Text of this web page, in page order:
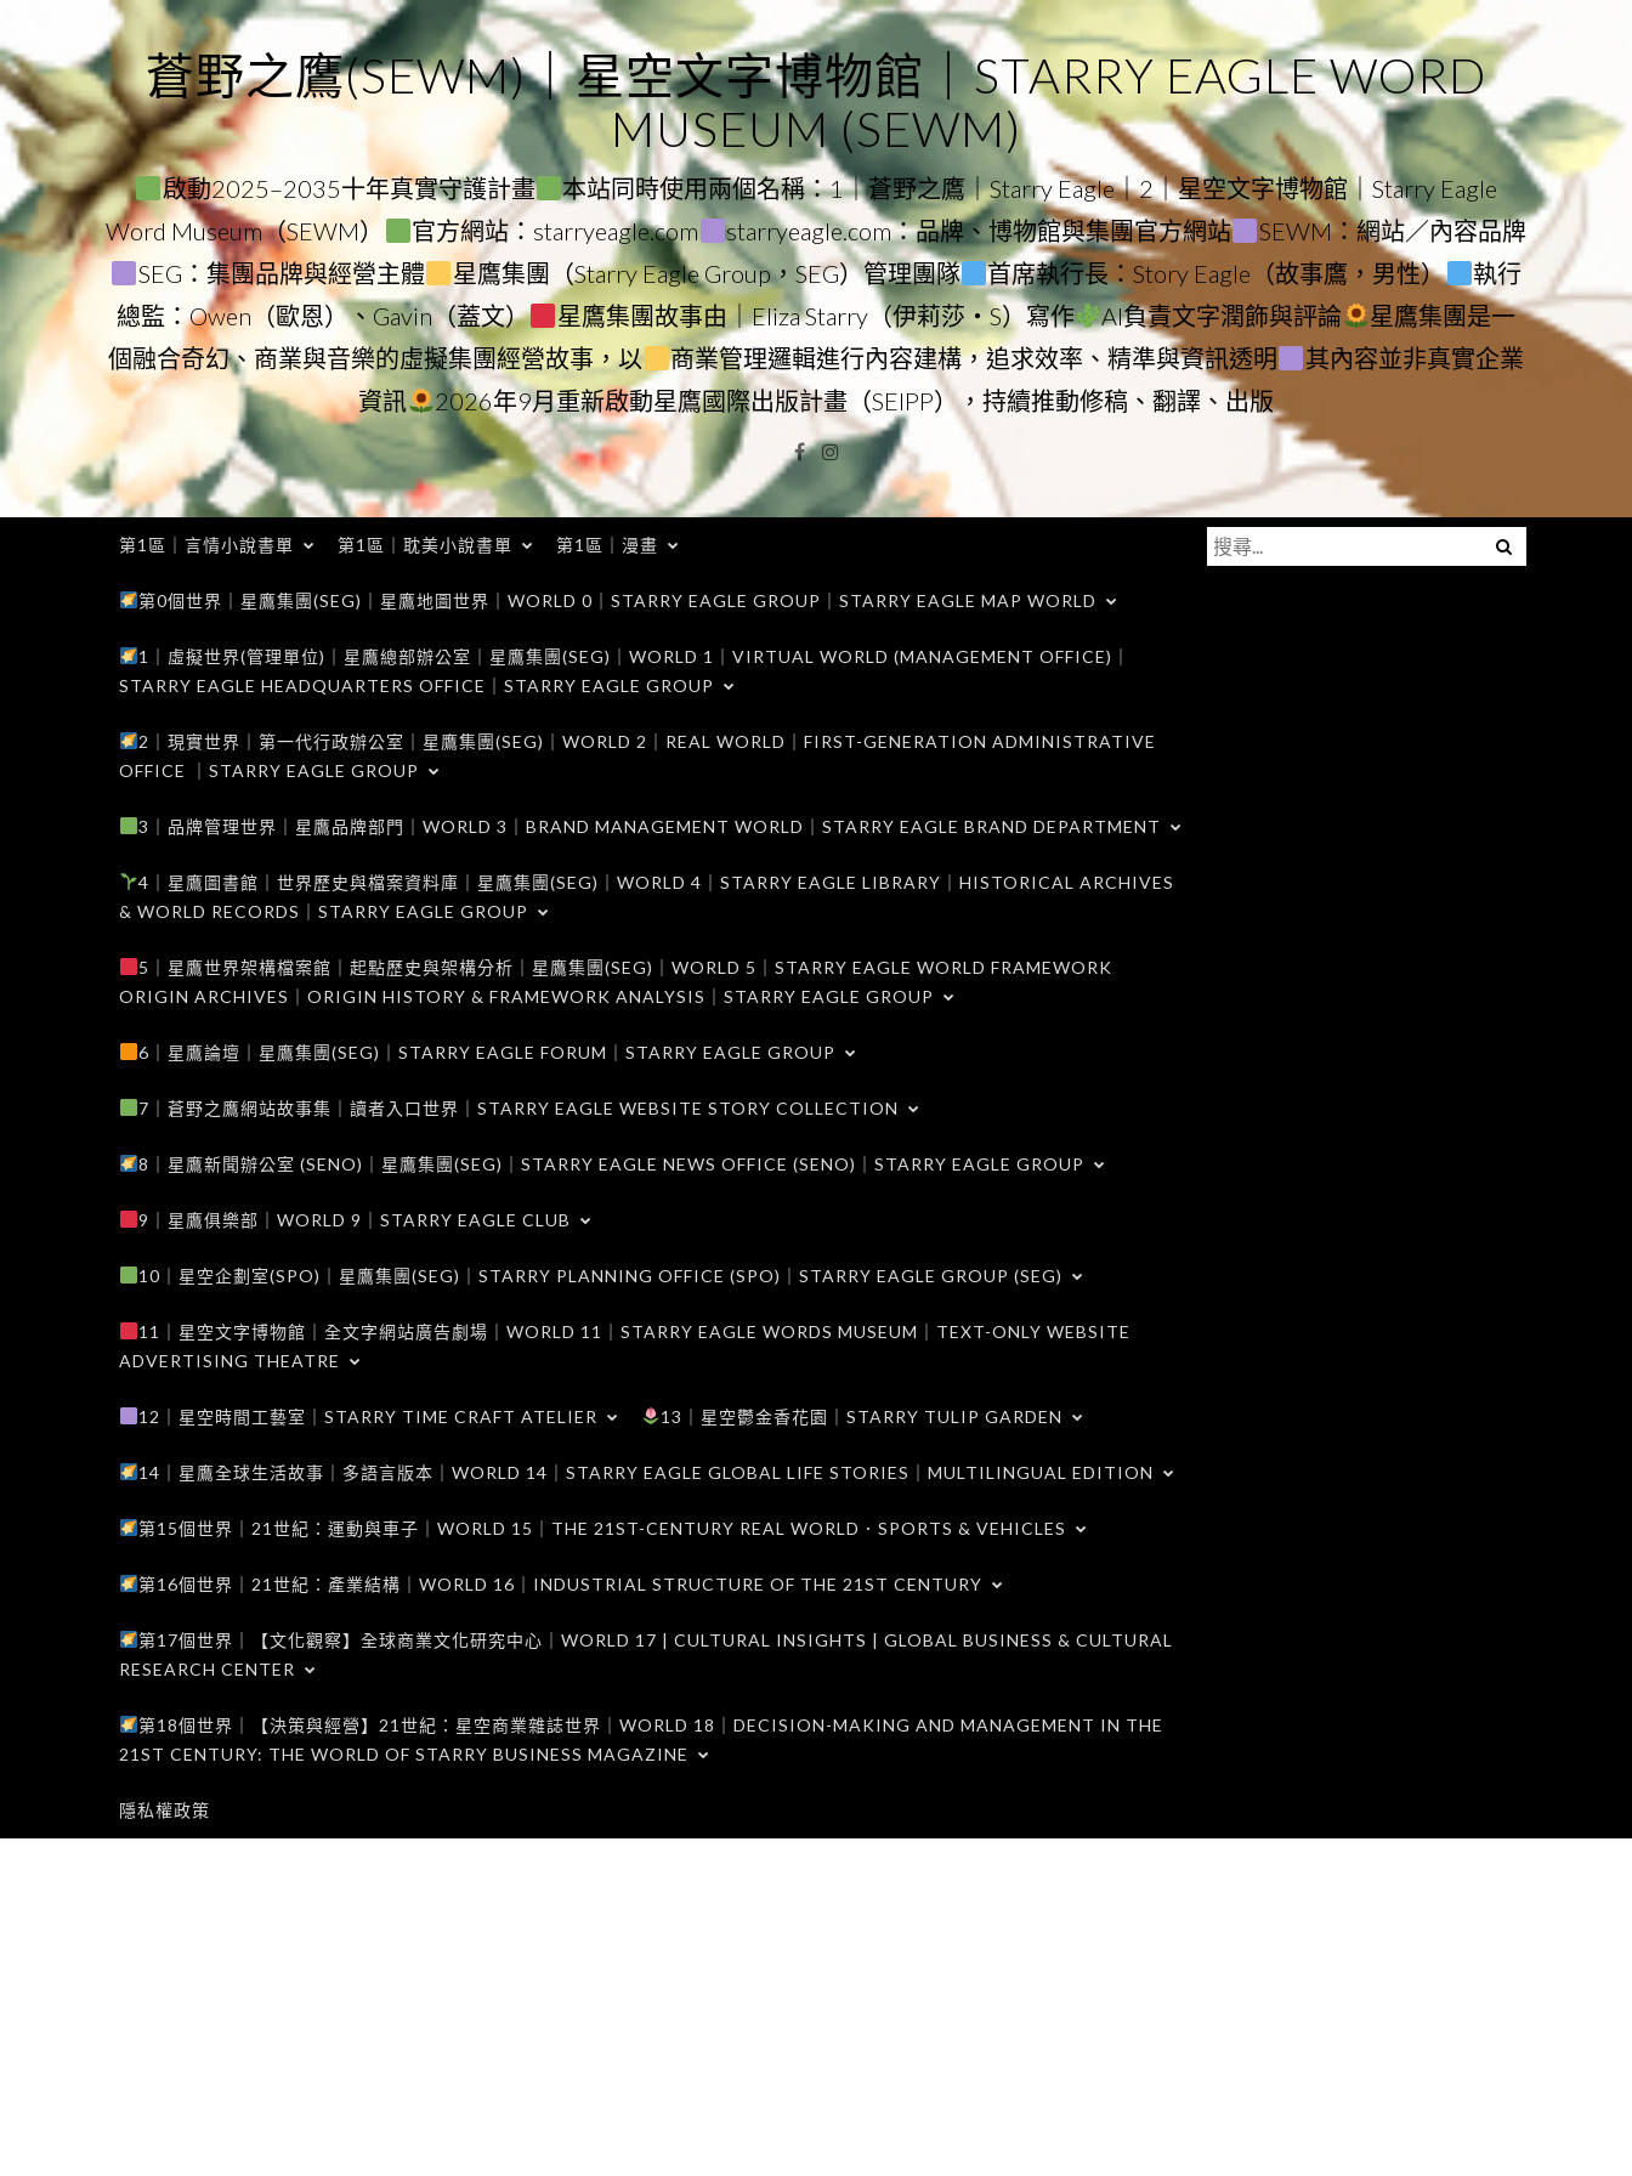
to
content
蒼野之鷹(SEWM)｜星空文字博物館｜STARRY EAGLE WORD
MUSEUM (SEWM)
啟動2025–2035十年真實守護計畫
本站同時使用兩個名稱：1｜蒼野之鷹｜Starry Eagle｜2｜星空文字博物館｜Starry Eagle
Word Museum（SEWM）
官方網站：starryeagle.com starryeagle.com：品牌、博物館與集團官方網站
SEWM：網站／內容品牌
SEG：集團品牌與經營主體
星鷹集團（Starry Eagle Group，SEG）管理團隊 首席執行長：Story Eagle（故事鷹，男性）
執行
總監：Owen（歐恩）、Gavin（蓋文）
星鷹集團故事由｜Eliza Starry（伊莉莎・S）寫作 AI負責文字潤飾與評論
星鷹集團是一
個融合奇幻、商業與音樂的虛擬集團經營故事，以
商業管理邏輯進行內容建構，追求效率、精準與資訊透明
其內容並非真實企業
資訊
2026年9月重新啟動星鷹國際出版計畫（SEIPP），持續推動修稿、翻譯、出版
Facebook
Instagram
第1區｜言情小說書單 第1區｜耽美小說書單 第1區｜漫畫
第0個世界｜星鷹集團(SEG)｜星鷹地圖世界｜WORLD 0｜STARRY EAGLE GROUP｜STARRY EAGLE MAP WORLD
1｜虛擬世界(管理單位)｜星鷹總部辦公室｜星鷹集團(SEG)｜WORLD 1｜VIRTUAL WORLD (MANAGEMENT OFFICE)｜
STARRY EAGLE HEADQUARTERS OFFICE｜STARRY EAGLE GROUP
2｜現實世界｜第一代行政辦公室｜星鷹集團(SEG)｜WORLD 2｜REAL WORLD｜FIRST-GENERATION ADMINISTRATIVE
OFFICE ｜STARRY EAGLE GROUP
3｜品牌管理世界｜星鷹品牌部門｜WORLD 3｜BRAND MANAGEMENT WORLD｜STARRY EAGLE BRAND DEPARTMENT
4｜星鷹圖書館｜世界歷史與檔案資料庫｜星鷹集團(SEG)｜WORLD 4｜STARRY EAGLE LIBRARY｜HISTORICAL ARCHIVES
& WORLD RECORDS｜STARRY EAGLE GROUP
5｜星鷹世界架構檔案館｜起點歷史與架構分析｜星鷹集團(SEG)｜WORLD 5｜STARRY EAGLE WORLD FRAMEWORK
ORIGIN ARCHIVES｜ORIGIN HISTORY & FRAMEWORK ANALYSIS｜STARRY EAGLE GROUP
6｜星鷹論壇｜星鷹集團(SEG)｜STARRY EAGLE FORUM｜STARRY EAGLE GROUP
7｜蒼野之鷹網站故事集｜讀者入口世界｜STARRY EAGLE WEBSITE STORY COLLECTION
8｜星鷹新聞辦公室 (SENO)｜星鷹集團(SEG)｜STARRY EAGLE NEWS OFFICE (SENO)｜STARRY EAGLE GROUP
9｜星鷹俱樂部｜WORLD 9｜STARRY EAGLE CLUB
10｜星空企劃室(SPO)｜星鷹集團(SEG)｜STARRY PLANNING OFFICE (SPO)｜STARRY EAGLE GROUP (SEG)
11｜星空文字博物館｜全文字網站廣告劇場｜WORLD 11｜STARRY EAGLE WORDS MUSEUM｜TEXT-ONLY WEBSITE
ADVERTISING THEATRE
12｜星空時間工藝室｜STARRY TIME CRAFT ATELIER 13｜星空鬱金香花園｜STARRY TULIP GARDEN
14｜星鷹全球生活故事｜多語言版本｜WORLD 14｜STARRY EAGLE GLOBAL LIFE STORIES｜MULTILINGUAL EDITION
第15個世界｜21世紀：運動與車子｜WORLD 15｜THE 21ST-CENTURY REAL WORLD．SPORTS & VEHICLES
第16個世界｜21世紀：產業結構｜WORLD 16｜INDUSTRIAL STRUCTURE OF THE 21ST CENTURY
第17個世界｜【文化觀察】全球商業文化研究中心｜WORLD 17 | CULTURAL INSIGHTS | GLOBAL BUSINESS & CULTURAL
RESEARCH CENTER
第18個世界｜【決策與經營】21世紀：星空商業雜誌世界｜WORLD 18｜DECISION-MAKING AND MANAGEMENT IN THE
21ST CENTURY: THE WORLD OF STARRY BUSINESS MAGAZINE
隱私權政策
Menu
搜
尋